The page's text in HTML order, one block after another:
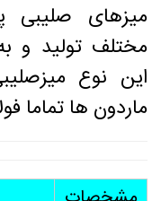
میزهای صلیبی
مختلف تولید و
این نوع
ماردون ها تماما